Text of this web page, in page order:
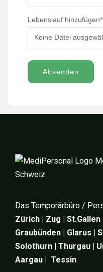
Lebenslauf hinzufügen*
Keine Datei
Absenden
Das Temporärbüro /
Zürich | Zug | St.Gallen
Graubünden | Glarus |
Solothurn | Thurgau |
Aargau | Tessin